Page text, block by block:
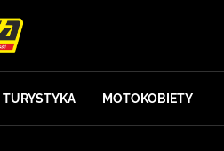
TURYSTYKA MOTOKOBIETY